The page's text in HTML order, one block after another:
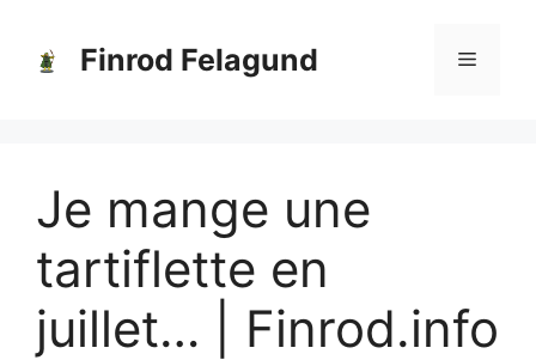
contenu
Finrod Felagund Menu
Je mange une
tartiflette en
juillet… | Finrod.info